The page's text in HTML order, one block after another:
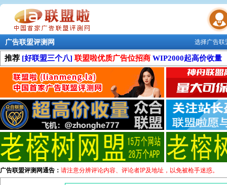
联盟学院
选择广告
广告联盟评测网
推荐 [好联盟三个八] 联盟啦优质广告位招商 WIP2000起高价收量
广告联盟评测网通告： 请注意分辨评论内容、评论者IP及地址，以免被枪手迷惑。